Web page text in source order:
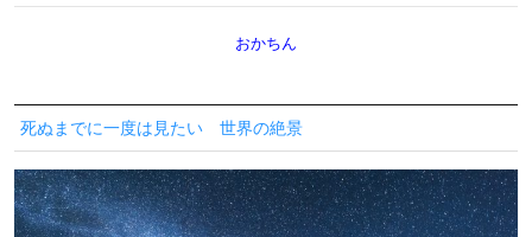
おかちん
死ぬまでに一度は見たい 世界の絶景